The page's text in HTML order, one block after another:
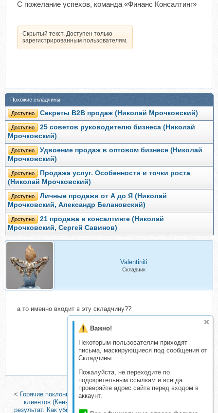
Важно!
Некоторым пользователям приходят
письма, маскирующиеся под сообщения от
Складчины.
Пожалуйста, не переходите по
подозрительным ссылкам и всегда
проверяйте адрес сайта перед входом в
аккаунт.
С пожелание успехов, команда «Финанс Консалтинг»
Скрытый текст. Доступен только
зарегистрированным пользователям.
Похожие складчины
Доступно Секреты B2B продаж (Николай Мрочковский)
Доступно
25 советов руководителю бизнеса (Николай
Мрочковский)
Доступно
Удвоение продаж в оптовом бизнесе (Николай
Мрочковский)
Доступно
Продажа услуг. Особенности и точки роста
(Николай Мрочковский)
Доступно
Личные продажи от А до Я (Николай
Мрочковский, Александр Белановский)
Доступно
21 продажа в консалтинге (Николай
Мрочковский, Сергей Савинов)
Valentiniti
Складчик
а то именно входит в эту складчину??
< Горячие поклонники. Революционный подход к обслуживанию
клиентов (Кеннет Бланшар, Шелдон Боулз)
результат. Как убеждать, продавать и договариваться (Николай